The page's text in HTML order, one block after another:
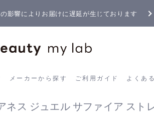
の影響によりお届けに遅延が生じております
メーカーから探す ご利用ガイド よくあ
す メーカーから探す ご利用ガイド よ
ネス ジュエル サファイア スト